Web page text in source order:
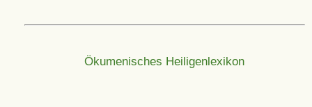
Ökumenisches Heiligenlexikon